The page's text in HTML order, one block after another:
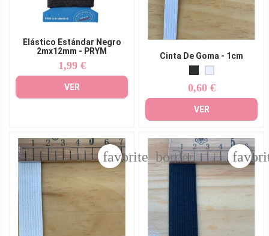
Elástico Estándar Negro
2mx12mm - PRYM
Precio
1,99 €
VER
Cinta De Goma - 1cm
Precio
0,60 €
VER
favorite_border